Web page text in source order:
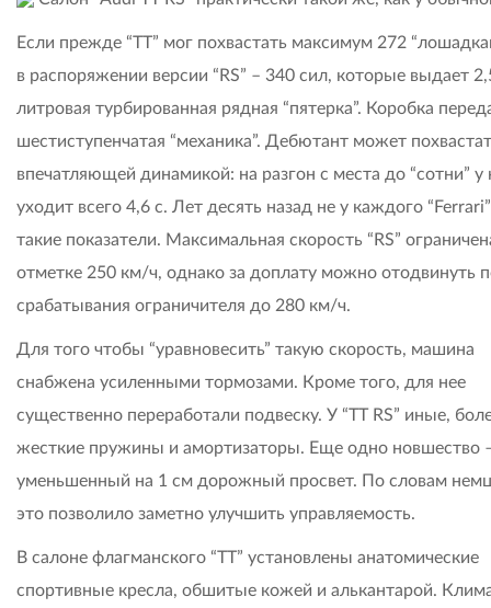
Если прежде “ТТ” мог похвастать максимум 272
в распоряжении версии “RS” – 340 сил, которые выдает
литровая турбированная рядная “пятерка”. Коробка
шестиступенчатая “механика”. Дебютант может
впечатляющей динамикой: на разгон с места до “сотни” у
уходит всего 4,6 с. Лет десять назад не у каждого
такие показатели. Максимальная скорость “RS”
отметке 250 км/ч, однако за доплату можно отодвинуть
срабатывания ограничителя до 280 км/ч.
Для того чтобы “уравновесить” такую скорость, машина
снабжена усиленными тормозами. Кроме того, для нее
существенно переработали подвеску. У “TT RS” иные,
жесткие пружины и амортизаторы. Еще одно новшество
уменьшенный на 1 см дорожный просвет. По словам
это позволило заметно улучшить управляемость.
В салоне флагманского “ТТ” установлены анатомические
спортивные кресла, обшитые кожей и алькантарой.